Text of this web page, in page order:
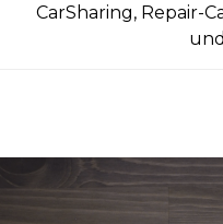
CarSharing, Repair-